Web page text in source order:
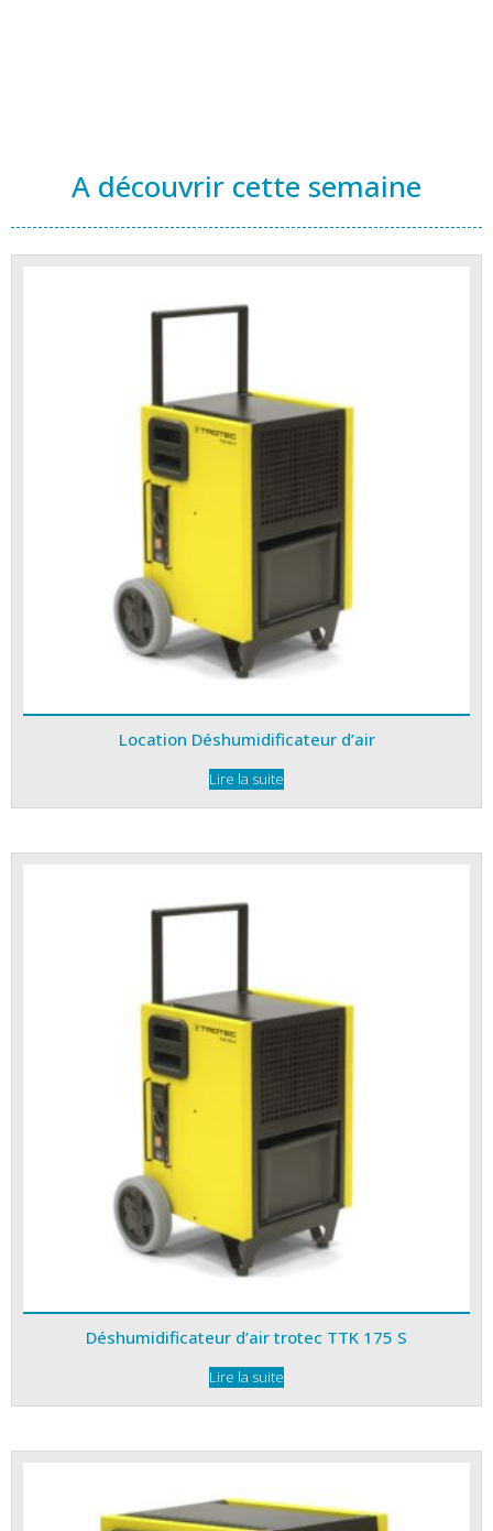
A découvrir cette semaine
Location Déshumidificateur d’air
Lire la suite
Déshumidificateur d’air trotec TTK 175 S
Lire la suite